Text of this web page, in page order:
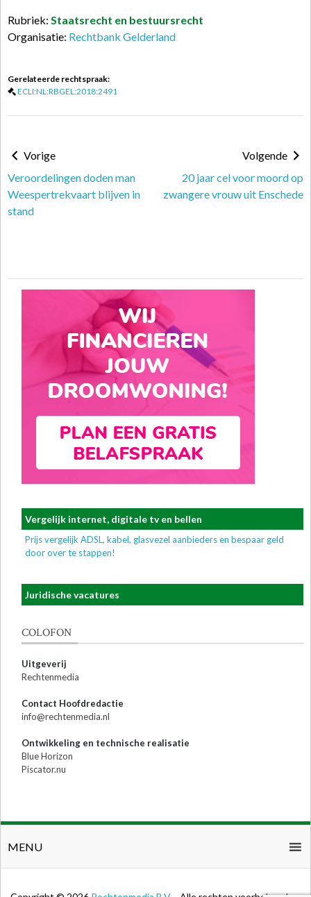
Rubriek: Staatsrecht en bestuursrecht
Organisatie: Rechtbank Gelderland
Gerelateerde rechtspraak:
ECLI:NL:RBGEL:2018:2491
Vorige
Veroordelingen doden man
Weespertrekvaart blijven in
stand
Volgende
20 jaar cel voor moord op
zwangere vrouw uit Enschede
Vergelijk internet, digitale tv en bellen
Prijs vergelijk ADSL, kabel, glasvezel aanbieders en bespaar geld
door over te stappen!
Juridische vacatures
COLOFON
Uitgeverij
Rechtenmedia
Contact Hoofdredactie
info@rechtenmedia.nl
Ontwikkeling en technische realisatie
Blue Horizon
Piscator.nu
MENU